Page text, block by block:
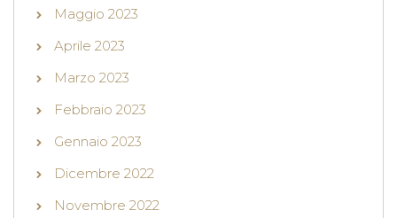
Maggio 2023
Aprile 2023
Marzo 2023
Febbraio 2023
Gennaio 2023
Dicembre 2022
Novembre 2022